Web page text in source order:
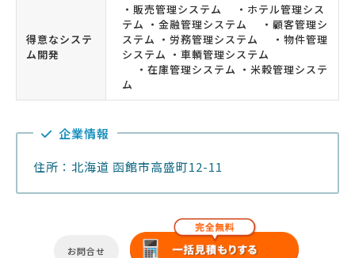
得意なシステ
ム開発
・販売管理システム ・ホテル管理シス
テム ・金融管理システム ・顧客管理シ
ステム ・労務管理システム ・物件管理
システム ・車輌管理システム
・在庫管理システム ・米穀管理システ
ム
企業情報
住所：北海道 函館市高盛町12-11
お問合せ